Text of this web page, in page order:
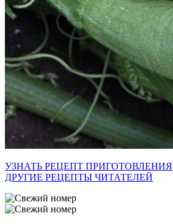
УЗНАТЬ РЕЦЕПТ ПРИГОТОВЛЕНИЯ
ДРУГИЕ РЕЦЕПТЫ ЧИТАТЕЛЕЙ